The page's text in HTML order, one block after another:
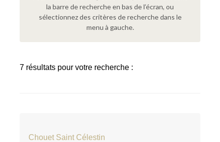
la barre de recherche en bas de l’écran, ou
sélectionnez des critères de recherche dans le
menu à gauche.
7 résultats pour votre recherche :
Chouet Saint Célestin